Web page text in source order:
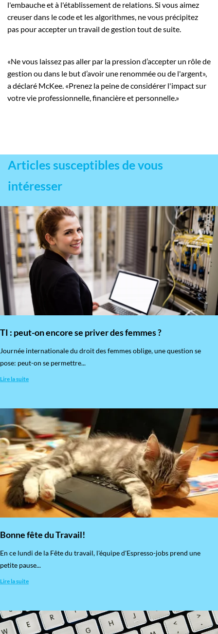
l'embauche et à l'établissement de relations. Si vous aimez
creuser dans le code et les algorithmes, ne vous précipitez
pas pour accepter un travail de gestion tout de suite.
«Ne vous laissez pas aller par la pression d’accepter un rôle de
gestion ou dans le but d’avoir une renommée ou de l'argent»,
a déclaré McKee. «Prenez la peine de considérer l'impact sur
votre vie professionnelle, financière et personnelle.»
Articles susceptibles de vous
intéresser
TI : peut-on encore se priver des femmes ?
​Journée internationale du droit des femmes oblige, une question se
pose: peut-on se permettre...
Lire la suite
Bonne fête du Travail!
En ce lundi de la Fête du travail, l'équipe d'Espresso-jobs prend une
petite pause...
Lire la suite